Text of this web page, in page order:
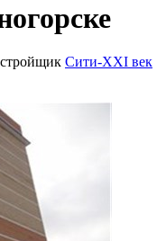
Сити-XXI век